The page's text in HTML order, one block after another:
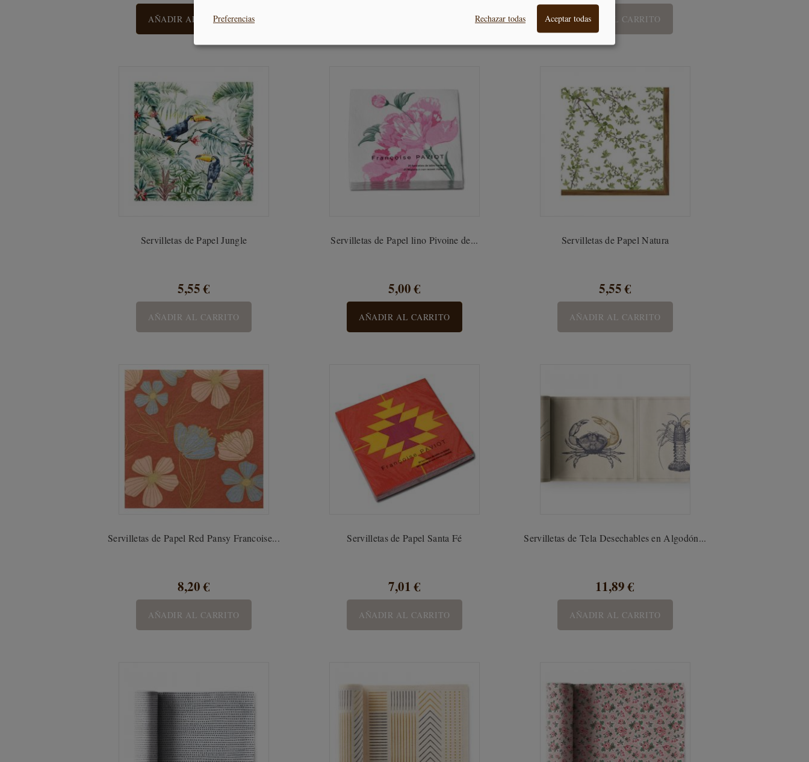
AÑADIR AL CARRITO AÑADIR AL CARRITO
Servilletas de Papel Jungle
5,55 €
AÑADIR AL CARRITO
Servilletas de Papel lino Pivoine de...
5,00 €
AÑADIR AL CARRITO
Servilletas de Papel Natura
5,55 €
AÑADIR AL CARRITO
Servilletas de Papel Red Pansy Francoise...
8,20 €
AÑADIR AL CARRITO
Servilletas de Papel Santa Fé
7,01 €
AÑADIR AL CARRITO
Servilletas de Tela Desechables en Algodón...
11,89 €
AÑADIR AL CARRITO
Preferencias Rechazar todas Aceptar todas